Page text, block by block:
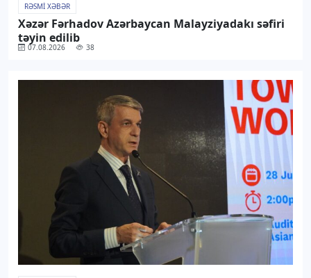
RƏSMI XƏBƏR
Xəzər Fərhadov Azərbaycan Malayziyadakı səfiri
təyin edilib
07.08.2026 38